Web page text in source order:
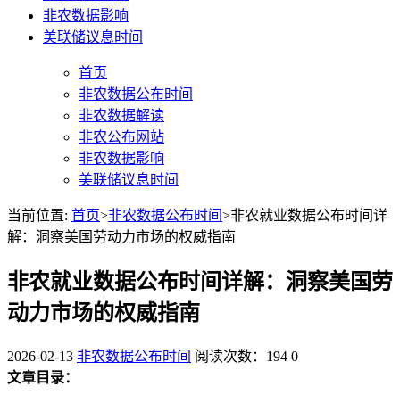
非农数据影响
美联储议息时间
首页
非农数据公布时间
非农数据解读
非农公布网站
非农数据影响
美联储议息时间
当前位置: 首页>非农数据公布时间>非农就业数据公布时间详
解：洞察美国劳动力市场的权威指南
非农就业数据公布时间详解：洞察美国劳
动力市场的权威指南
2026-02-13 非农数据公布时间 阅读次数：194 0
文章目录：